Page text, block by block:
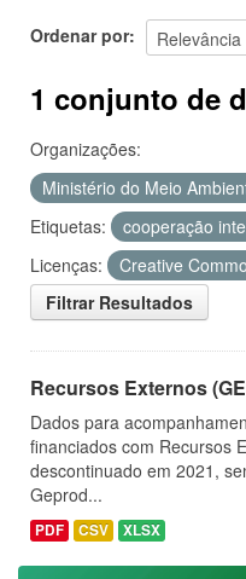
Ordenar por
1 conjunto de
Organizações:
Ministério do Meio
Etiquetas:
cooperação
Licenças:
Creative
Filtrar Resultados
Recursos Externos
Dados para
financiados com Recursos
descontinuado em 2021,
Geprod...
PDF CSV XLSX